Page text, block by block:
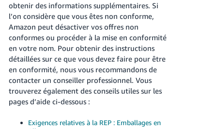
obtenir des informations supplémentaires. Si
l’on considère que vous êtes non conforme,
Amazon peut désactiver vos offres non
conformes ou procéder à la mise en conformité
en votre nom. Pour obtenir des instructions
détaillées sur ce que vous devez faire pour être
en conformité, nous vous recommandons de
contacter un conseiller professionnel. Vous
trouverez également des conseils utiles sur les
pages d’aide ci-dessous :
Exigences relatives à la REP : Emballages en